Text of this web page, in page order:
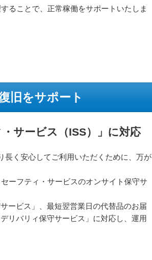
ることで、正常稼働をサポートいたしま
旧をサポート
サービス（ISS）」に対応
長く安心してご利用いただくために、万が
ーフティ・サービスのオンサイト保守サ
ービス」、最短翌営業日の代替品のお届
リバリィ保守サービス」に対応し、運用